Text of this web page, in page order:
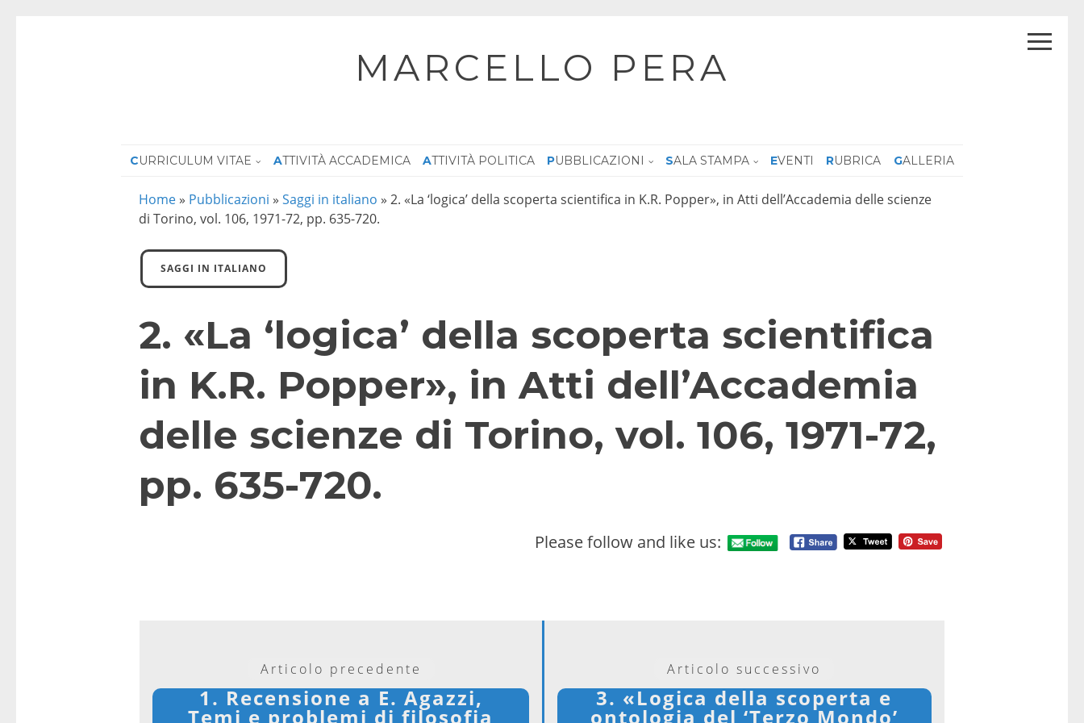
MARCELLO PERA
CURRICULUM VITAE ATTIVITÀ ACCADEMICA ATTIVITÀ POLITICA PUBBLICAZIONI SALA STAMPA EVENTI RUBRICA GALLERIA
Home » Pubblicazioni » Saggi in italiano » 2. «La ‘logica’ della scoperta scientifica in K.R. Popper», in Atti dell’Accademia delle scienze
di Torino, vol. 106, 1971-72, pp. 635-720.
SAGGI IN ITALIANO
2. «La ‘logica’ della scoperta scientifica
in K.R. Popper», in Atti dell’Accademia
delle scienze di Torino, vol. 106, 1971-72,
pp. 635-720.
Please follow and like us:
Articolo precedente
1. Recensione a E. Agazzi,
Temi e problemi di filosofia
Articolo successivo
3. «Logica della scoperta e
ontologia del ‘Terzo Mondo’